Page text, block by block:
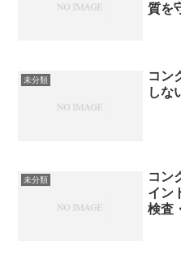
質を
未分類
コン
しな
未分類
コン
イン
検査